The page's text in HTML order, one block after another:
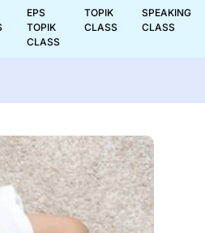
EPS
TOPIK
CLASS
TOPIK
CLASS
SPEAKING
CLASS